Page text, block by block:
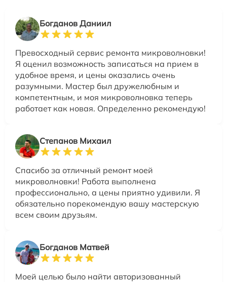
Богданов Даниил
Превосходный сервис ремонта микроволновки!
Я оценил возможность записаться на прием в
удобное время, и цены оказались очень
разумными. Мастер был дружелюбным и
компетентным, и моя микроволновка теперь
работает как новая. Определенно рекомендую!
Степанов Михаил
Спасибо за отличный ремонт моей
микроволновки! Работа выполнена
профессионально, а цены приятно удивили. Я
обязательно порекомендую вашу мастерскую
всем своим друзьям.
Богданов Матвей
Моей целью было найти авторизованный